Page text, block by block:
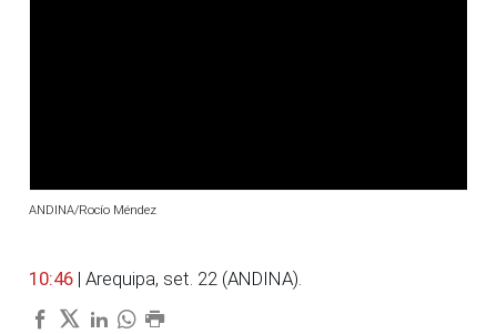
ANDINA/Rocío Méndez
10:46 | Arequipa, set. 22 (ANDINA).